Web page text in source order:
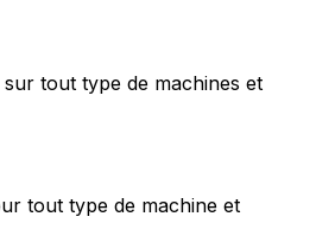
tout type de machines et
tout type de machine et